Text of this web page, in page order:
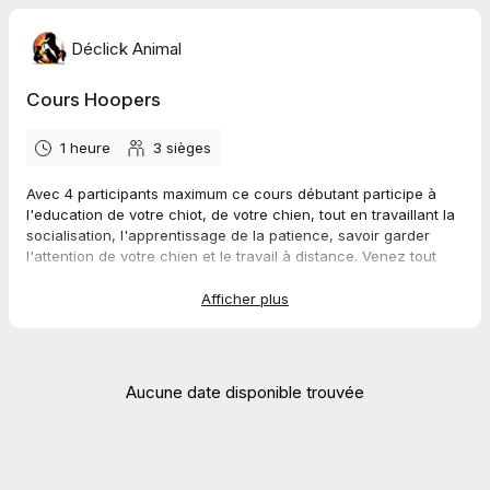
Déclick Animal
Cours Hoopers
1 heure 3 sièges
Avec 4 participants maximum ce cours débutant participe à
l'education de votre chiot, de votre chien, tout en travaillant la
socialisation, l'apprentissage de la patience, savoir garder
l'attention de votre chien et le travail à distance. Venez tout
prendre directement rdv pour un appel gratuit (toujours dans
Afficher plus
Aucune date disponible trouvée